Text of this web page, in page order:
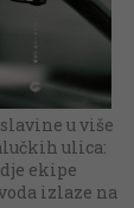
slavine u više
ulica:
ekipe
izlaze na